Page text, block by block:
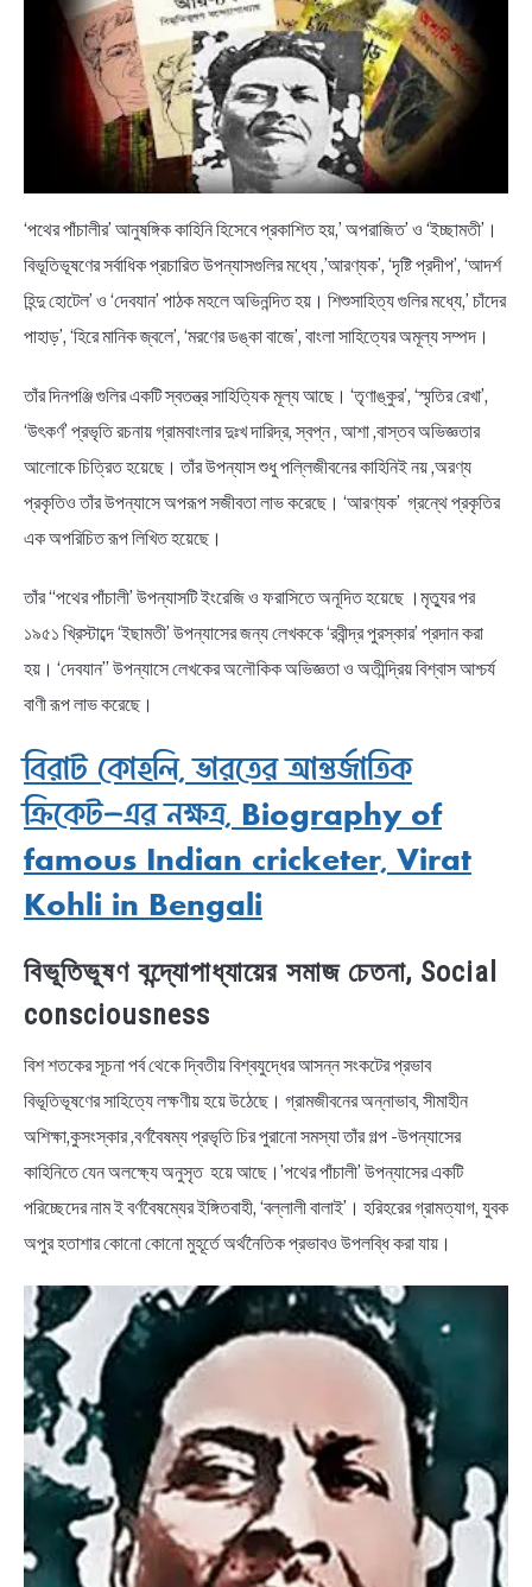
‘পথের পাঁচালীর’ আনুষঙ্গিক কাহিনি হিসেবে প্রকাশিত হয়,’ অপরাজিত’ ও ‘ইচ্ছামতী’।
বিভূতিভূষণের সর্বাধিক প্রচারিত উপন্যাসগুলির মধ্যে ,’আরণ্যক’, ‘দৃষ্টি প্রদীপ’, ‘আদর্শ
হিন্দু হোটেল’ ও ‘দেবযান’ পাঠক মহলে অভিনন্দিত হয়। শিশুসাহিত্য গুলির মধ্যে,’ চাঁদের
পাহাড়’, ‘হিরে মানিক জ্বলে’, ‘মরণের ডঙ্কা বাজে’, বাংলা সাহিত্যের অমূল্য সম্পদ।
তাঁর দিনপঞ্জি গুলির একটি স্বতন্ত্র সাহিত্যিক মূল্য আছে। ‘তৃণাঙ্কুর’, ‘স্মৃতির রেখা’,
‘উৎকর্ণ’ প্রভৃতি রচনায় গ্রামবাংলার দুঃখ দারিদ্র, স্বপ্ন , আশা ,বাস্তব অভিজ্ঞতার
আলোকে চিত্রিত হয়েছে। তাঁর উপন্যাস শুধু পল্লিজীবনের কাহিনিই নয় ,অরণ্য
প্রকৃতিও তাঁর উপন্যাসে অপরূপ সজীবতা লাভ করেছে। ‘আরণ্যক’ গ্রন্থে প্রকৃতির
এক অপরিচিত রূপ লিখিত হয়েছে।
তাঁর “পথের পাঁচালী’ উপন্যাসটি ইংরেজি ও ফরাসিতে অনূদিত হয়েছে ।মৃত্যুর পর
১৯৫১ খ্রিস্টাব্দে ‘ইছামতী’ উপন্যাসের জন্য লেখককে ‘রবীন্দ্র পুরস্কার’ প্রদান করা
হয়। ‘দেবযান” উপন্যাসে লেখকের অলৌকিক অভিজ্ঞতা ও অতীন্দ্রিয় বিশ্বাস আশ্চর্য
বাণী রূপ লাভ করেছে।
বিরাট কোহলি, ভারতের আন্তর্জাতিক
ক্রিকেট-এর নক্ষত্র, Biography of
famous Indian cricketer, Virat
Kohli in Bengali
বিভূতিভূষণ বন্দ্যোপাধ্যায়ের সমাজ চেতনা, Social
consciousness
বিশ শতকের সূচনা পর্ব থেকে দ্বিতীয় বিশ্বযুদ্ধের আসন্ন সংকটের প্রভাব
বিভূতিভূষণের সাহিত্যে লক্ষণীয় হয়ে উঠেছে। গ্রামজীবনের অন্নাভাব, সীমাহীন
অশিক্ষা,কুসংস্কার ,বর্ণবৈষম্য প্রভৃতি চির পুরানো সমস্যা তাঁর গল্প -উপন্যাসের
কাহিনিতে যেন অলক্ষ্যে অনুসৃত হয়ে আছে।’পথের পাঁচালী’ উপন্যাসের একটি
পরিচ্ছেদের নাম ই বর্ণবৈষম্যের ইঙ্গিতবাহী, ‘বল্লালী বালাই’। হরিহরের গ্রামত্যাগ, যুবক
অপুর হতাশার কোনো কোনো মুহূর্তে অর্থনৈতিক প্রভাবও উপলব্ধি করা যায়।